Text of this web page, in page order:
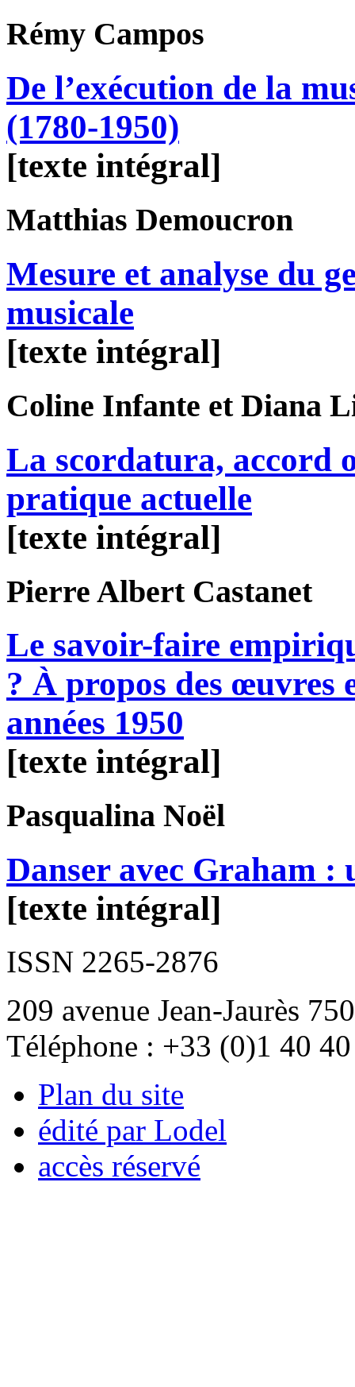
Rémy Campos
De l’exécution de la
(1780-1950)
[texte intégral]
Matthias Demoucron
Mesure et analyse du
musicale
[texte intégral]
Coline Infante et Diana
La scordatura, accord
pratique actuelle
[texte intégral]
Pierre Albert Castanet
Le savoir-faire
? À propos des œuvres
années 1950
[texte intégral]
Pasqualina Noël
Danser avec Graham
[texte intégral]
ISSN 2265-2876
209 avenue Jean-Jaurès
Téléphone : +33 (0)1 40
Plan du site
édité par Lodel
accès réservé